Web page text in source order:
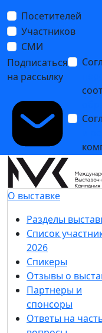
Посетителей
Участников
СМИ
Подписаться
на рассылку
О выставке
Разделы
Список
2026
Спикеры
Отзывы о
Партнеры и
спонсоры
Ответы на